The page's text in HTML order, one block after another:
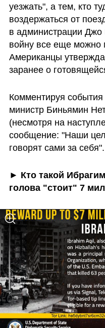
уезжать", а тем, кто
воздержаться от
в администрации Джо
войну все еще можно
Американцы
заранее о
Комментируя
министр Биньямин
(несмотря на
сообщение: "Наши
говорят сами за себя".
► Кто такой
голова "стоит" 7